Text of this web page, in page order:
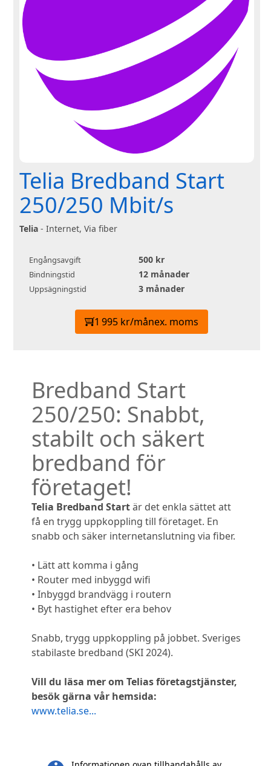
Telia Bredband Start
250/250 Mbit/s
Telia - Internet, Via fiber
Engångsavgift 500 kr
Bindningstid 12 månader
Uppsägningstid 3 månader
1 995 kr/månex. moms
Bredband Start
250/250: Snabbt,
stabilt och säkert
bredband för
företaget!
Telia Bredband Startär det enkla sättet att
få en trygg uppkoppling till företaget. En
snabb och säker internetanslutning via fiber.
• Lätt att komma i gång
• Router med inbyggd wifi
• Inbyggd brandvägg i routern
• Byt hastighet efter era behov
Snabb, trygg uppkoppling på jobbet. Sveriges
stabilaste bredband (SKI 2024).
Vill du läsa mer om Telias företagstjänster,
besök gärna vår hemsida:
www.telia.se...